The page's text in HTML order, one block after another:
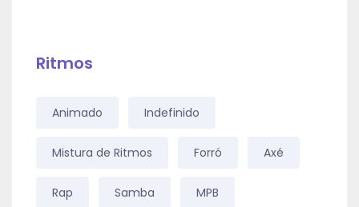
Ritmos
Animado Indefinido
Mistura de Ritmos Forró Axé
Rap Samba MPB